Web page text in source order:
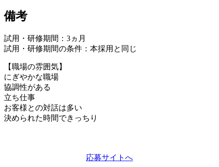
備考
試用・研修期間：3ヵ月
試用・研修期間の条件：本採用と同じ
【職場の雰囲気】
にぎやかな職場
協調性がある
立ち仕事
お客様との対話は多い
決められた時間できっちり
応募サイトへ